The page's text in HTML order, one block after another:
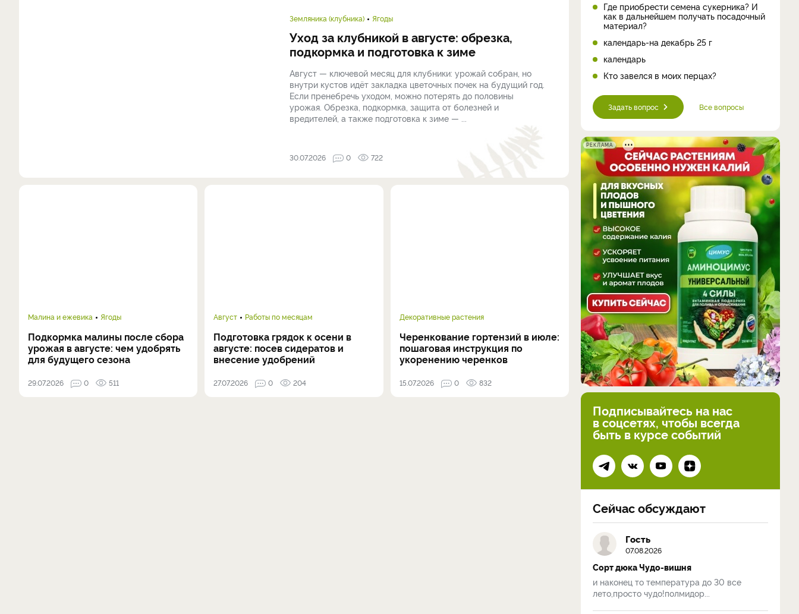
Земляника (клубника) Ягоды
Уход за клубникой в августе: обрезка,
подкормка и подготовка к зиме
Август — ключевой месяц для клубники: урожай собран, но
внутри кустов идёт закладка цветочных почек на будущий год.
Если пренебречь уходом, можно потерять до половины
урожая. Обрезка, подкормка, защита от болезней и
вредителей, а также подготовка к зиме — ...
30.07.2026 0 722
Малина и ежевика Ягоды
Подкормка малины после сбора
урожая в августе: чем удобрять
для будущего сезона
29.07.2026 0 511
Август Работы по месяцам
Подготовка грядок к осени в
августе: посев сидератов и
внесение удобрений
27.07.2026 0 204
Декоративные растения
Черенкование гортензий в июле:
пошаговая инструкция по
укоренению черенков
15.07.2026 0 832
Где приобрести семена сукерника? И
как в дальнейшем получать посадочный
материал?
календарь-на декабрь 25 г
календарь
Кто завелся в моих перцах?
Задать вопрос Все вопросы
РЕКЛАМА
Подписывайтесь на нас
в соцсетях, чтобы всегда
быть в курсе событий
Сейчас обсуждают
Гость
07.08.2026
Сорт дюка Чудо-вишня
и наконец то температура до 30 все
лето,просто чудо!полмидор...